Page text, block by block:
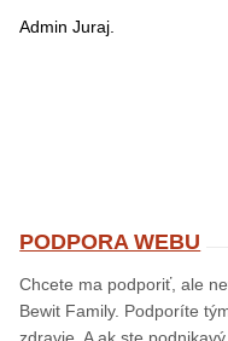
Admin Juraj.
PODPORA WEBU
Chcete ma podporiť, ale
Bewit Family. Podporíte